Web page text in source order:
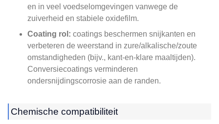
en in veel voedselomgevingen vanwege de
zuiverheid en stabiele oxidefilm.
Coating rol: coatings beschermen snijkanten en
verbeteren de weerstand in zure/alkalische/zoute
omstandigheden (bijv., kant-en-klare maaltijden).
Conversiecoatings verminderen
ondersnijdingscorrosie aan de randen.
Chemische compatibiliteit